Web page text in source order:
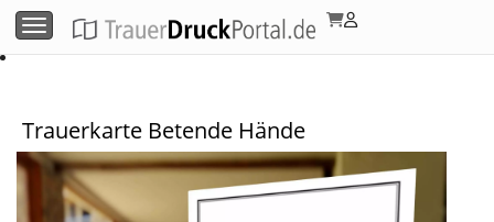
Menü umschalten
Trauerkarte Betende Hände